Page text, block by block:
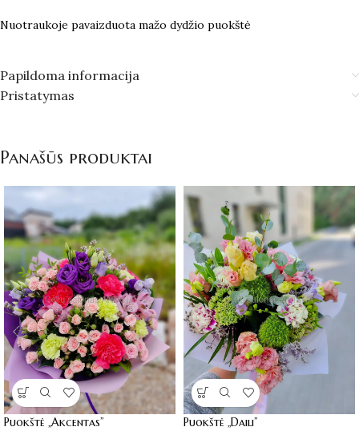
Nuotraukoje pavaizduota mažo dydžio puokštė
Papildoma informacija
Pristatymas
Panašūs produktai
Puokštė „Akcentas” Puokštė „Daili”